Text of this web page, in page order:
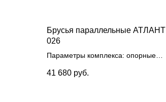
Брусья параллельные АТЛАНТ
026
Параметры комплекса: опорные
брусьев 42 мм, метал. хомуты
41 680 руб.